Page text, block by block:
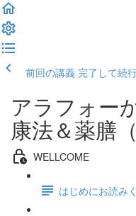
前回の講義 完了して続
アラフォー
康法＆薬膳
WELLCOME
はじめにお読み